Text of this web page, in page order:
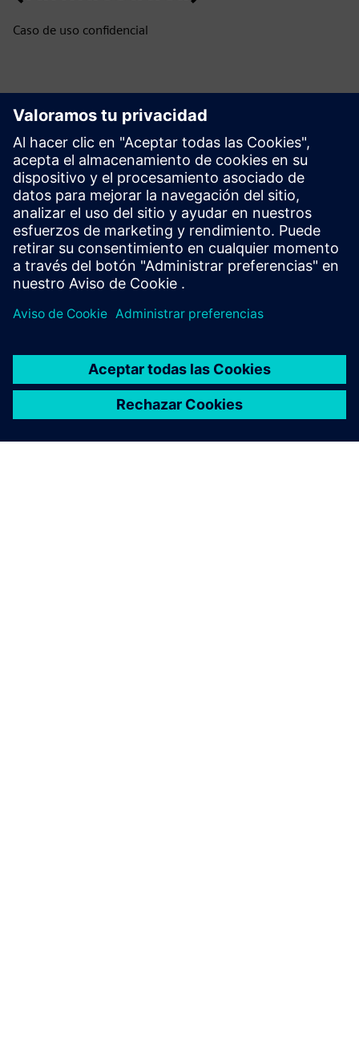
Caso de uso confidencial
Explora los recursos y los
productos relacionados
Información y recursos adicionales
Sitio web de Flow Tool